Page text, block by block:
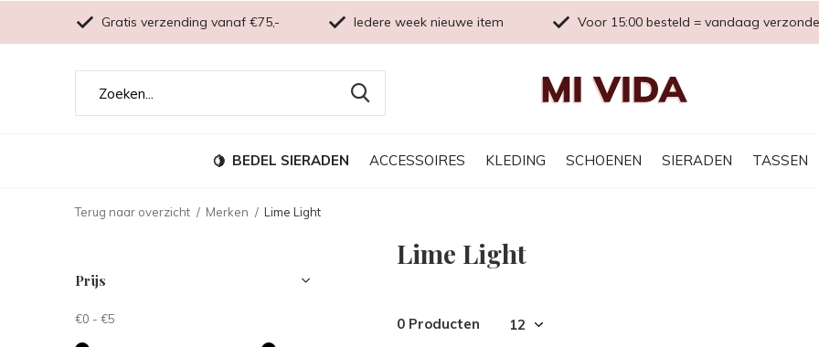
BEDEL SIERADEN ACCESSOIRES KLEDING SCHOENEN SIERADEN TASSEN
Gratis verzending vanaf €75,- Iedere week nieuwe item Voor 15:00 besteld = vandaag
Terug naar overzicht Merken Lime Light
Lime Light
0 Producten
Prijs
€0 - €5